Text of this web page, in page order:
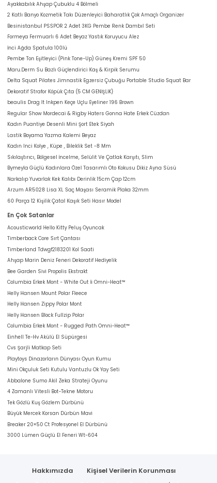
Ayakkabılık Ahşap Çubuklu 4 Bölmeli
2 Katlı Banyo Kozmetik Takı Düzenleyici Baharatlık Çok Amaçlı Organizer
Besinistanbul PSSPOR 2 Adet 3KG Pembe Renk Dambıl Seti
Formeya Fermuarlı 6 Adet Beyaz Yastık Koruyucu Alez
İnci Ağda Spatula 100lü
Pembe Ton Eşitleyici (Pink Tone-Up) Güneş Kremi SPF 50
Maru.Derm Su Bazlı Güçlendirici Kaş & Kirpik Serumu
Delta Squat Pilates Jimnastik Egzersiz Çubuğu Portable Studio Squat Bar
Dekoratif Strafor Köpük Çıta (5 CM GENİŞLİK)
beaulis Drag It Inkpen Keçe Uçlu Eyeliner 196 Brown
Regular Show Mordecai & Rigby Haters Gonna Hate Erkek Cüzdan
Kadın Puantiye Desenli Mini Şort Etek Siyah
Lastik Boyama Yazma Kalemi Beyaz
Kadın Inci Kolye , Küpe , Bileklik Set -8 Mm
Sıkılaştırıcı, Bölgesel İncelme, Selülit Ve Çatlak Karşıtı, Slim
Bymeyla Güçlü Kadınlara Özel Tasarımlı Oto Kokusu Dikiz Ayna Süsü
Narkalıp Yuvarlak Kek Kalıbı Derinlik 15cm Çap 12cm
Arzum AR5028 Lisa XL Saç Maşası Seramik Plaka 32mm
60 Parça 12 Kişilik Çatal Kaşık Seti Hasır Model
En Çok Satanlar
Acousticworld Hello Kitty Peluş Oyuncak
Timberback Core Sırt Çantası
Timberland Tdwgf2183201 Kol Saati
Ahşap Marin Deniz Feneri Dekoratif Hediyelik
Bee Garden Sivi Propolis Ekstrakt
Columbia Erkek Mont - White Out İi Omni-Heat™
Helly Hansen Mount Polar Fleece
Helly Hansen Zippy Polar Mont
Helly Hansen Block Fullzip Polar
Columbia Erkek Mont - Rugged Path Omni-Heat™
Einhell Te-Hv Akülü El Süpürgesi
Cvs Şarjli Matkap Seti
Playtoys Dinazorların Dünyası Oyun Kumu
Mini Okçuluk Seti Kutulu Vantuzlu Ok Yay Seti
Abbalone Sumo Akil Zeka Strateji Oyunu
4 Zamanlı Vitesli Bot-Tekne Motoru
Tek Gözlü Kuş Gözlem Dürbünü
Büyük Mercek Korsan Dürbün Mavi
Breaker 20×50 Ct Profesyonel El Dürbünü
3000 Lümen Güçlü El Feneri Wt-604
Hakkımızda
Kişisel Verilerin Korunması